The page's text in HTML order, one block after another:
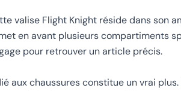
valise Flight Knight réside dans son
en avant plusieurs compartiments
pour retrouver un article précis.
aux chaussures constitue un vrai